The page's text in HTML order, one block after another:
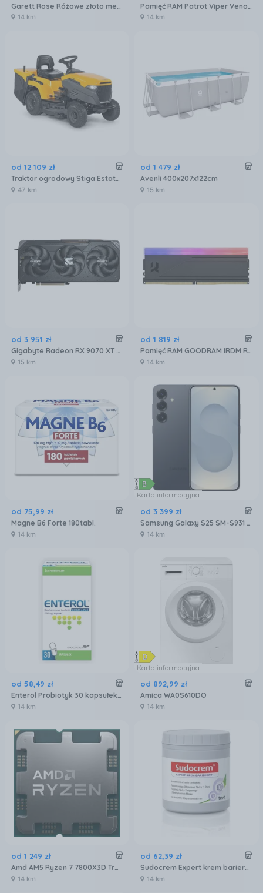
Garett Rose Różowe złoto mesh
14 km
Pamięć RAM Patrot Viper Venom DDR5 32GB 6000MTs (PVV532G600C30K)
14 km
od 12 109 zł
Traktor ogrodowy Stiga Estate 384 (2T2100481/ST1)
47 km
od 1 479 zł
Avenli 400x207x122cm
15 km
od 3 951 zł
Gigabyte Radeon RX 9070 XT GAMING OC 16GB (GVR9070XTGAMING16GD)
15 km
od 1 819 zł
Pamięć RAM GOODRAM IRDM RGB 32GB [2x16GB 6000MHz DDR5 CL30 DIMM] (IRG60D5L30S32GDC)
14 km
od 75,99 zł
Magne B6 Forte 180tabl.
14 km
Karta informacyjna
od 3 399 zł
Samsung Galaxy S25 SM-S931 12/256GB Czarny
14 km
od 58,49 zł
Enterol Probiotyk 30 kapsułek 250 mg
14 km
Karta informacyjna
od 892,99 zł
Amica WA0S610DO
14 km
od 1 249 zł
Amd AM5 Ryzen 7 7800X3D Tray 4,2GHz (100000000910)
14 km
od 62,39 zł
Sudocrem Expert krem barierowy 400g
14 km